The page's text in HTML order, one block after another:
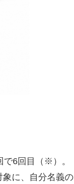
6回目（※）。
に、自分名義の